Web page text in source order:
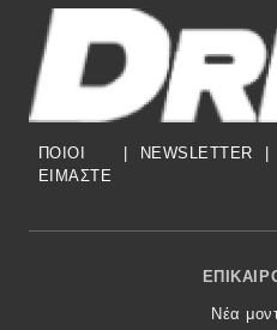
ΠΟΙΟΙ
ΕΙΜΑΣΤΕ
NEWSLETTER
Footer
Νέα